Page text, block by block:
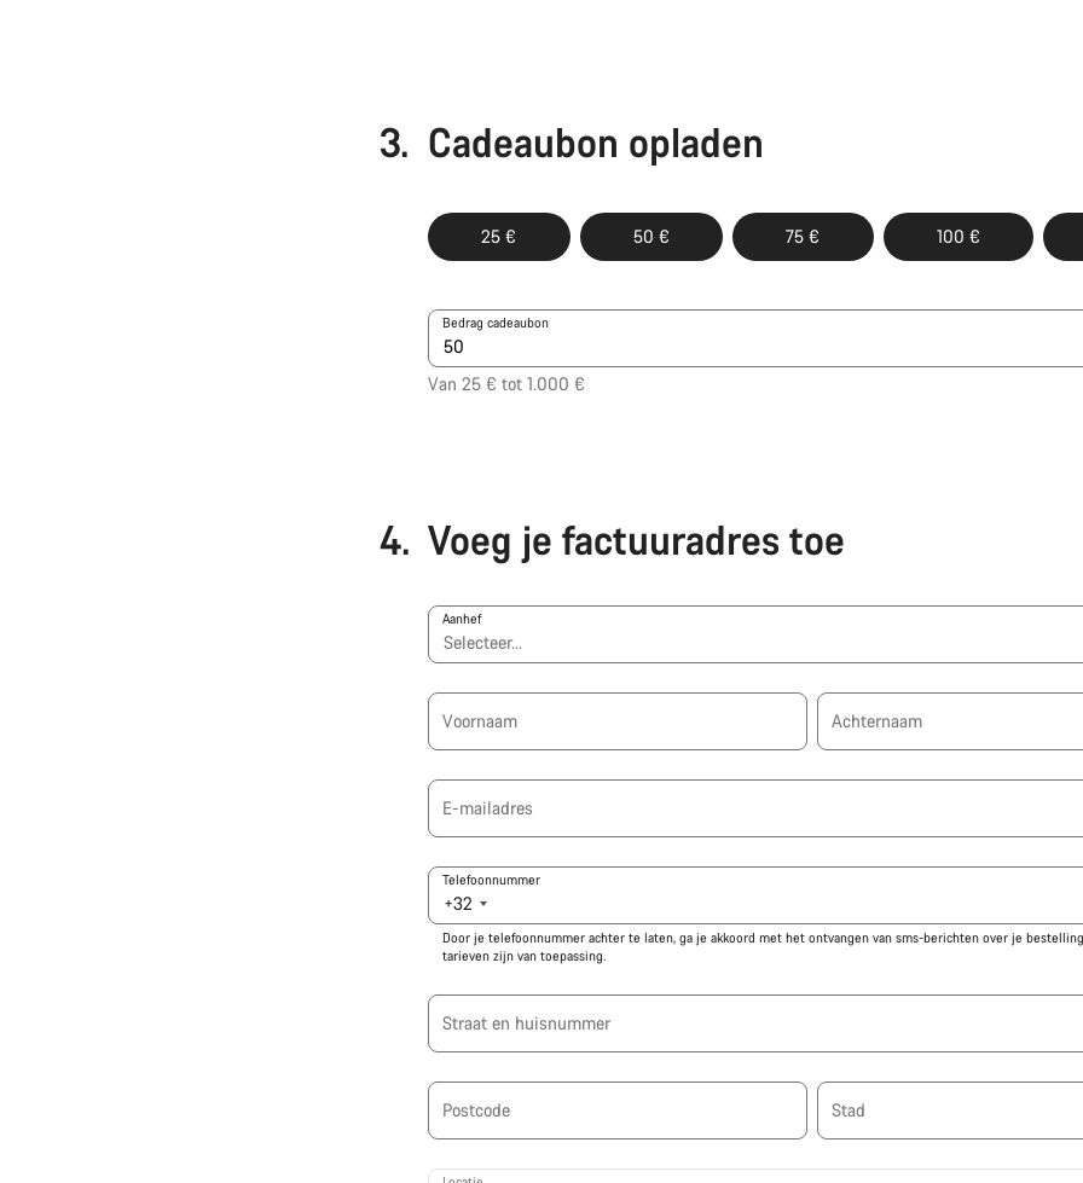
3. Cadeaubon opladen
25 € 50 € 75 € 100 €
Bedrag cadeaubon
Van 25 € tot 1.000 €
4. Voeg je factuuradres toe
Aanhef
Voornaam Achternaam
E-mailadres
+32
Telefoonnummer
Door je telefoonnummer achter te laten, ga je akkoord met het ontvangen van sms-berichten over je
tarieven zijn van toepassing.
Straat en huisnummer
Postcode Stad